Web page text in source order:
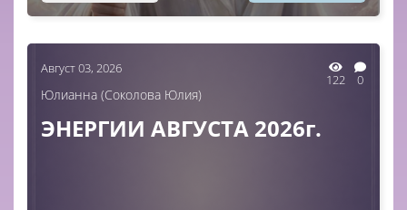
Август 03, 2026
122 0
Юлианна (Соколова Юлия)
ЭНЕРГИИ АВГУСТА 2026г.